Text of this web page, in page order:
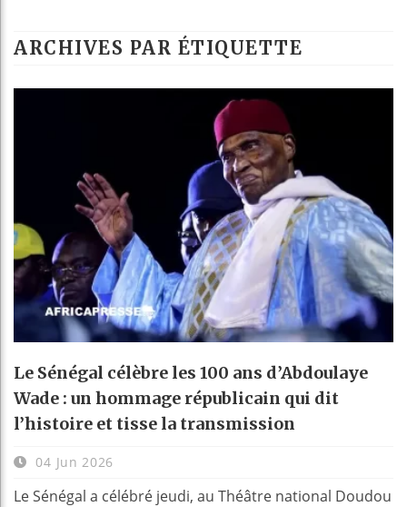
ARCHIVES PAR ÉTIQUETTE
Le Sénégal célèbre les 100 ans d’Abdoulaye
Wade : un hommage républicain qui dit
l’histoire et tisse la transmission
04 Jun 2026
Le Sénégal a célébré jeudi, au Théâtre national Doudou